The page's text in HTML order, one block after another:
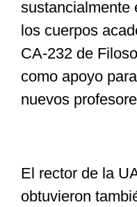
sustancialmente
los cuerpos
CA-232 de
como apoyo
nuevos
El rector de la
obtuvieron